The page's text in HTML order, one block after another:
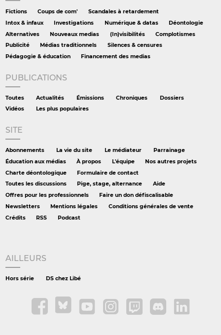
Fictions Coups de com'
Scandales à retardement
Intox & infaux
Investigations Numérique & datas
Déontologie
Alternatives
Nouveaux medias (In)visibilités
Complotismes
Publicité
Médias traditionnels
Silences & censures
Pédagogie & éducation
Financement des medias
PUBLICATIONS
Toutes Actualités Émissions Chroniques
Dossiers
Vidéos
Les plus populaires
SITE
Abonnements La vie du site Le médiateur
Parrainage
Éducation aux médias
À propos L'équipe
Nos autres projets
Charte déontologique
Formulaire de contact
Toutes les discussions
Pige, stage, alternance
Aide
Offres pour les professionnels
Faire un don défiscalisable
Newsletters
Mentions légales
Conditions générales de vente
Crédits
RSS Podcast
AILLEURS
Hors série DS chez Libé